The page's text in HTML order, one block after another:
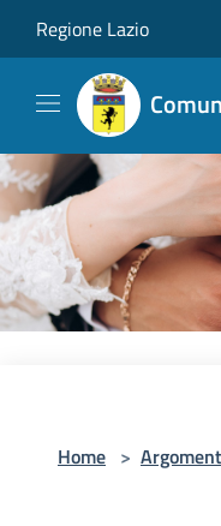
Regione Lazio
Home >